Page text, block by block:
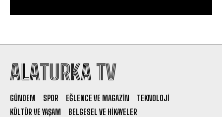
ALATURKA TV
GÜNDEM SPOR EĞLENCE VE MAGAZIN
TEKNOLOJI
KÜLTÜR VE YAŞAM
BELGESEL VE HIKAYELER